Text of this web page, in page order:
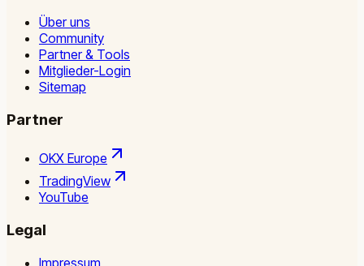
Über uns
Community
Partner & Tools
Mitglieder-Login
Sitemap
Partner
OKX Europe
TradingView
YouTube
Legal
Impressum